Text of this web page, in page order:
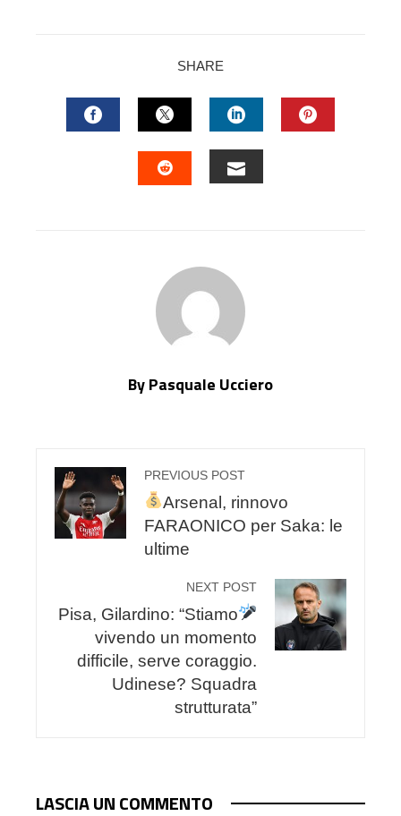
SHARE
FACEBOOKTWITTERLINKEDIN
By Pasquale Ucciero
PREVIOUS POST
Arsenal, rinnovo
FARAONICO per Saka: le
ultime
NEXT POST
Pisa, Gilardino: “Stiamo
vivendo un momento
difficile, serve coraggio.
Udinese? Squadra
strutturata”
LASCIA UN COMMENTO